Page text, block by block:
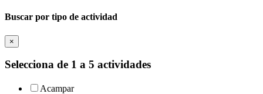
Buscar por tipo de actividad
×
Selecciona de 1 a 5 actividades
Acampar